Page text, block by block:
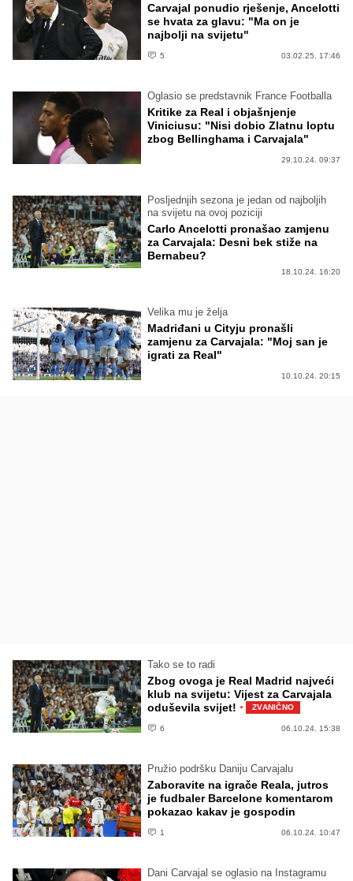
Carvajal ponudio rješenje, Ancelotti
se hvata za glavu: "Ma on je
najbolji na svijetu"
5 03.02.25. 17:46
Oglasio se predstavnik France Footballa
Kritike za Real i objašnjenje
Viniciusu: "Nisi dobio Zlatnu loptu
zbog Bellinghama i Carvajala"
29.10.24. 09:37
Posljednjih sezona je jedan od najboljih
na svijetu na ovoj poziciji
Carlo Ancelotti pronašao zamjenu
za Carvajala: Desni bek stiže na
Bernabeu?
18.10.24. 16:20
Velika mu je želja
Madriđani u Cityju pronašli
zamjenu za Carvajala: "Moj san je
igrati za Real"
10.10.24. 20:15
Tako se to radi
Zbog ovoga je Real Madrid najveći
klub na svijetu: Vijest za Carvajala
oduševila svijet! · ZVANIČNO
6 06.10.24. 15:38
Pružio podršku Daniju Carvajalu
Zaboravite na igrače Reala, jutros
je fudbaler Barcelone komentarom
pokazao kakav je gospodin
1 06.10.24. 10:47
Dani Carvajal se oglasio na Instagramu